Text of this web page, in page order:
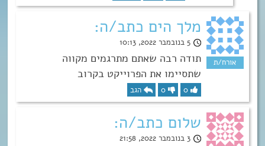
מלך הים כתב/ה:
5 בנובמבר 2022, 10:13
תודה רבה שאתם מתרגמים מקווה
שתסיימו את הפרוייקט בקרוב
0
0 הגב
שלום כתב/ה:
3 בנובמבר 2022, 21:58